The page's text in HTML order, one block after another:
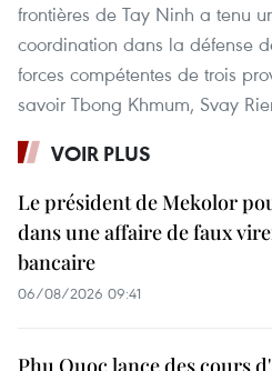
frontières de Tay Ninh a tenu
coordination dans la défense
forces compétentes de trois
savoir Tbong Khmum, Svay
VOIR PLUS
Le président de Mekolor
dans une affaire de faux
bancaire
06/08/2026 09:41
Phu Quoc lance des cours